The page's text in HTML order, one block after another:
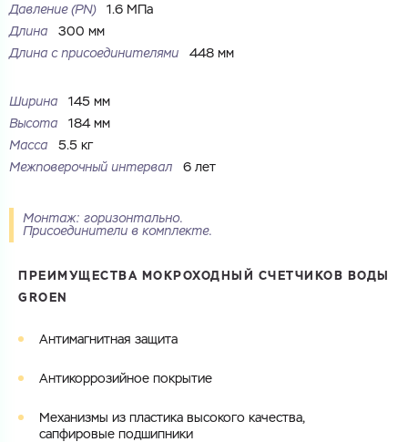
Купить как юр. лицо
Имя
Номер телефона
Электронная почта
Запросить КП
Давление (PN)
1.6 МПа
Длина
300 мм
Длина с присоединителями
448 мм
Ширина
145 мм
Высота
184 мм
Масса
5.5 кг
Межповерочный интервал
6 лет
Монтаж: горизонтально.
Присоединители в комплекте.
ПРЕИМУЩЕСТВА МОКРОХОДНЫЙ СЧЕТЧИКОВ ВОДЫ
GROEN
Антимагнитная защита
Антикоррозийное покрытие
Механизмы из пластика высокого качества,
сапфировые подшипники